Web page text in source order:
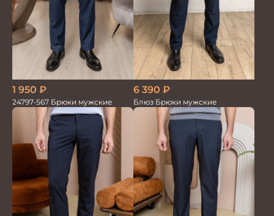
1 950 ₽
24797-567 Брюки мужские
6 390 ₽
Блюз Брюки мужские